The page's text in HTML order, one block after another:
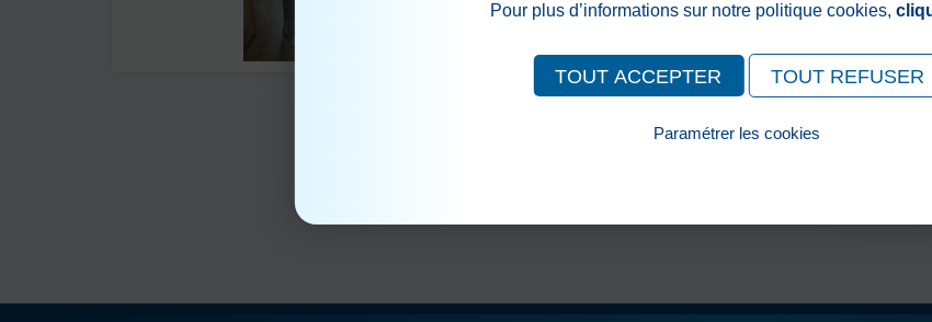
Pour plus d’informations sur notre politique cookies,
TOUT ACCEPTER TOUT REFUSER
Paramétrer les cookies